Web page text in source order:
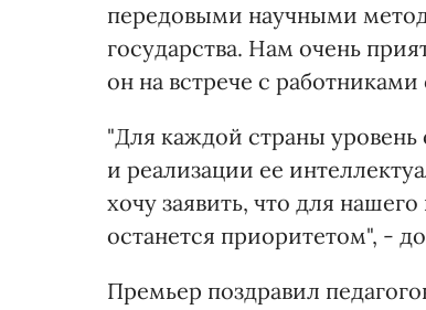
передовыми научными
государства. Нам очень
он на встрече с
"Для каждой страны уровень
и реализации ее
хочу заявить, что для
останется приоритетом", -
Премьер поздравил